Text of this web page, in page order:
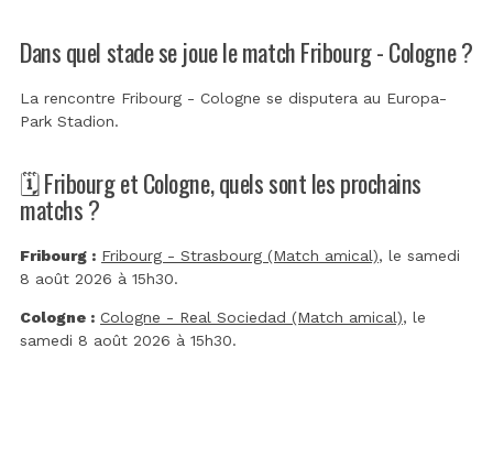
Dans quel stade se joue le match Fribourg - Cologne ?
La rencontre Fribourg - Cologne se disputera au Europa-
Park Stadion.
🗓️ Fribourg et Cologne, quels sont les prochains
matchs ?
Fribourg : Fribourg - Strasbourg (Match amical), le samedi
8 août 2026 à 15h30.
Cologne : Cologne - Real Sociedad (Match amical), le
samedi 8 août 2026 à 15h30.